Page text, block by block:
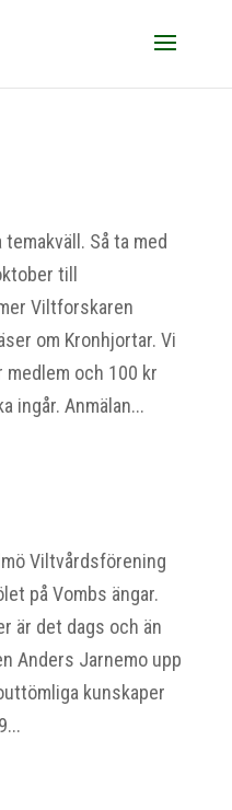
Så ta med
till
Viltforskaren
om Kronhjortar. Vi
och 100 kr
ingår. Anmälan...
Viltvårdsförening
på Vombs ängar.
är det dags och än
Anders Jarnemo upp
kunskaper